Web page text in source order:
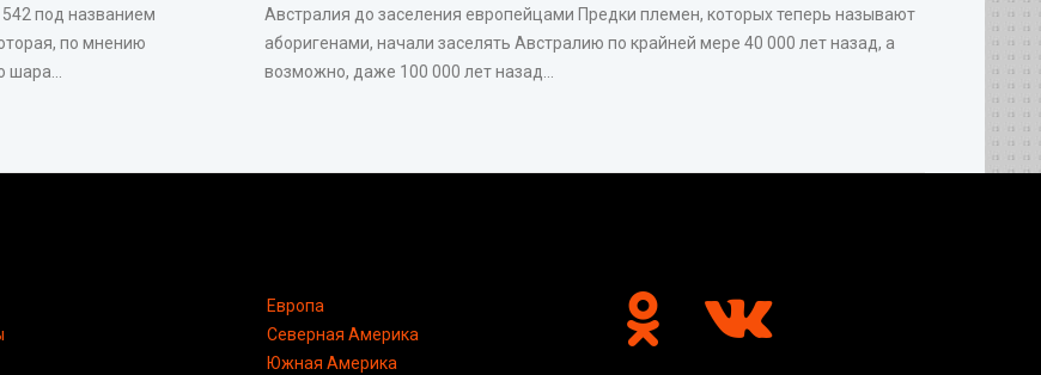
под названием
по мнению
Австралия до заселения европейцами Предки племен, которых теперь называют
аборигенами, начали заселять Австралию по крайней мере 40 000 лет назад, а
возможно, даже 100 000 лет назад...
Европа
Северная Америка
Южная Америка